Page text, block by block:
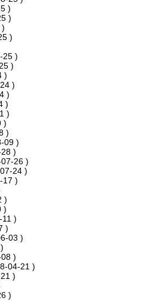
)
)
)
25 )
)
)
)
)
)
)
)
)
09 )
)
26 )
24 )
17 )
)
)
)
)
03 )
)
04-21 )
)
)